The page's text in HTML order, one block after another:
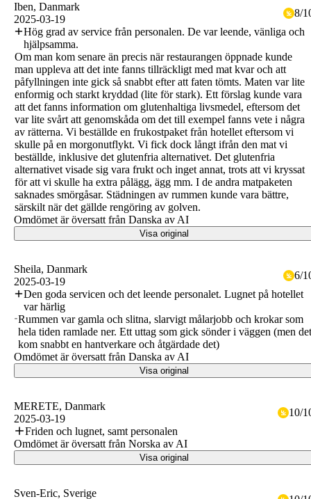
Iben, Danmark
2025-03-19
8/
Hög grad av service från personalen. De var leende, vänliga och
hjälpsamma.
Om man kom senare än precis när restaurangen öppnade kunde
man uppleva att det inte fanns tillräckligt med mat kvar och att
påfyllningen inte gick så snabbt efter att faten tömts. Maten var lite
enformig och starkt kryddad (lite för stark). Ett förslag kunde vara
att det fanns information om glutenhaltiga livsmedel, eftersom det
var lite svårt att genomskåda om det till exempel fanns vete i några
av rätterna. Vi beställde en frukostpaket från hotellet eftersom vi
skulle på en morgonutflykt. Vi fick dock långt ifrån den mat vi
beställde, inklusive det glutenfria alternativet. Det glutenfria
alternativet visade sig vara frukt och inget annat, trots att vi kryssat
för att vi skulle ha extra pålägg, ägg mm. I de andra matpaketen
saknades smörgåsar. Städningen av rummen kunde vara bättre,
särskilt när det gällde rengöring av golven.
Omdömet är översatt från Danska av AI
Visa original
Sheila, Danmark
2025-03-19
6/
Den goda servicen och det leende personalet. Lugnet på hotellet
var härlig
Rummen var gamla och slitna, slarvigt målarjobb och krokar som
hela tiden ramlade ner. Ett uttag som gick sönder i väggen (men
kom snabbt en hantverkare och åtgärdade det)
Omdömet är översatt från Danska av AI
Visa original
MERETE, Danmark
2025-03-19
10/
Friden och lugnet, samt personalen
Omdömet är översatt från Norska av AI
Visa original
Sven-Eric, Sverige